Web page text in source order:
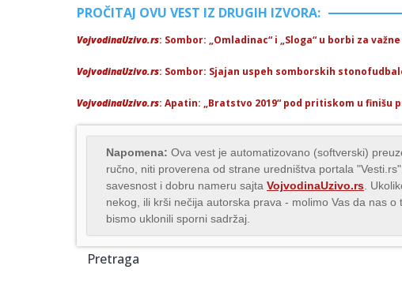
PROČITAJ OVU VEST IZ DRUGIH IZVORA:
VojvodinaUzivo.rs: Sombor: „Omladinac“ i „Sloga“ u borbi za
VojvodinaUzivo.rs: Sombor: Sjajan uspeh somborskih
VojvodinaUzivo.rs: Apatin: „Bratstvo 2019“ pod pritiskom u finišu
Napomena: Ova vest je automatizovano (softverski)
ručno, niti proverena od strane uredništva portala
savesnost i dobru nameru sajta VojvodinaUzivo.rs .
nekog, ili krši nečija autorska prava - molimo Vas da nas o
bismo uklonili sporni sadržaj.
Pretraga